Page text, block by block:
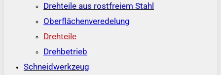
Drehteile aus rostfreiem Stahl
Oberflächenveredelung
Drehteile
Drehbetrieb
Schneidwerkzeug